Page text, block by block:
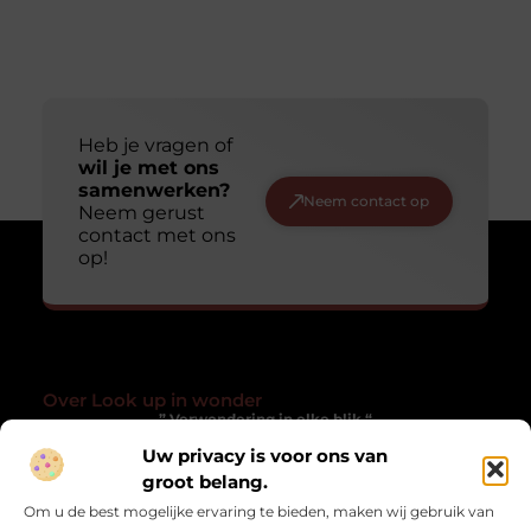
Uw privacy is voor ons van
groot belang.
Om u de best mogelijke ervaring te bieden, maken wij gebruik van
Heb je vragen of
wil je met ons
samenwerken?
Neem gerust
contact met ons
op!
Neem contact op
Over Look up in wonder
” Verwondering in elke blik “
Lookupinwonder.nl laat je anders kijken naar het gewone. Een
verzameling blogs die inspireren, verwonderen en het